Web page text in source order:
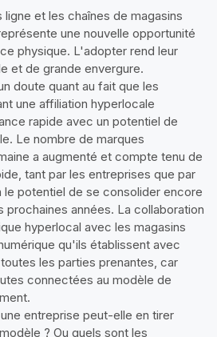
ligne et les chaînes de magasins
une nouvelle opportunité
physique. L'adopter rend leur
et de grande envergure.
doute quant au fait que les
une affiliation hyperlocale
rapide avec un potentiel de
Le nombre de marques
a augmenté et compte tenu de
tant par les entreprises que par
le potentiel de se consolider encore
prochaines années. La collaboration
hyperlocal avec les magasins
qu'ils établissent avec
les parties prenantes, car
connectées au modèle de
entreprise peut-elle en tirer
? Ou quels sont les